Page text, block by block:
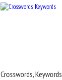
Crosswords, Keywords